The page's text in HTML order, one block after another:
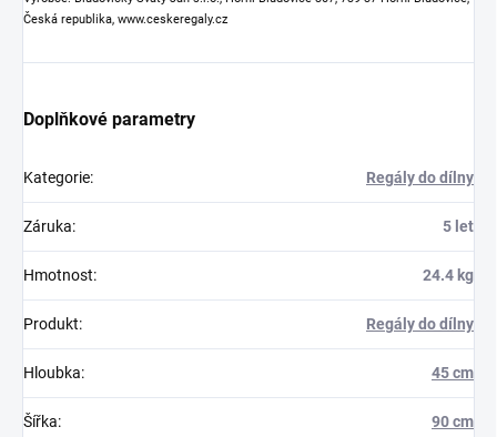
Česká republika, www.ceskeregaly.cz
Doplňkové parametry
Kategorie: Regály do dílny
Záruka: 5 let
Hmotnost: 24.4 kg
Produkt: Regály do dílny
Hloubka: 45 cm
Šířka: 90 cm